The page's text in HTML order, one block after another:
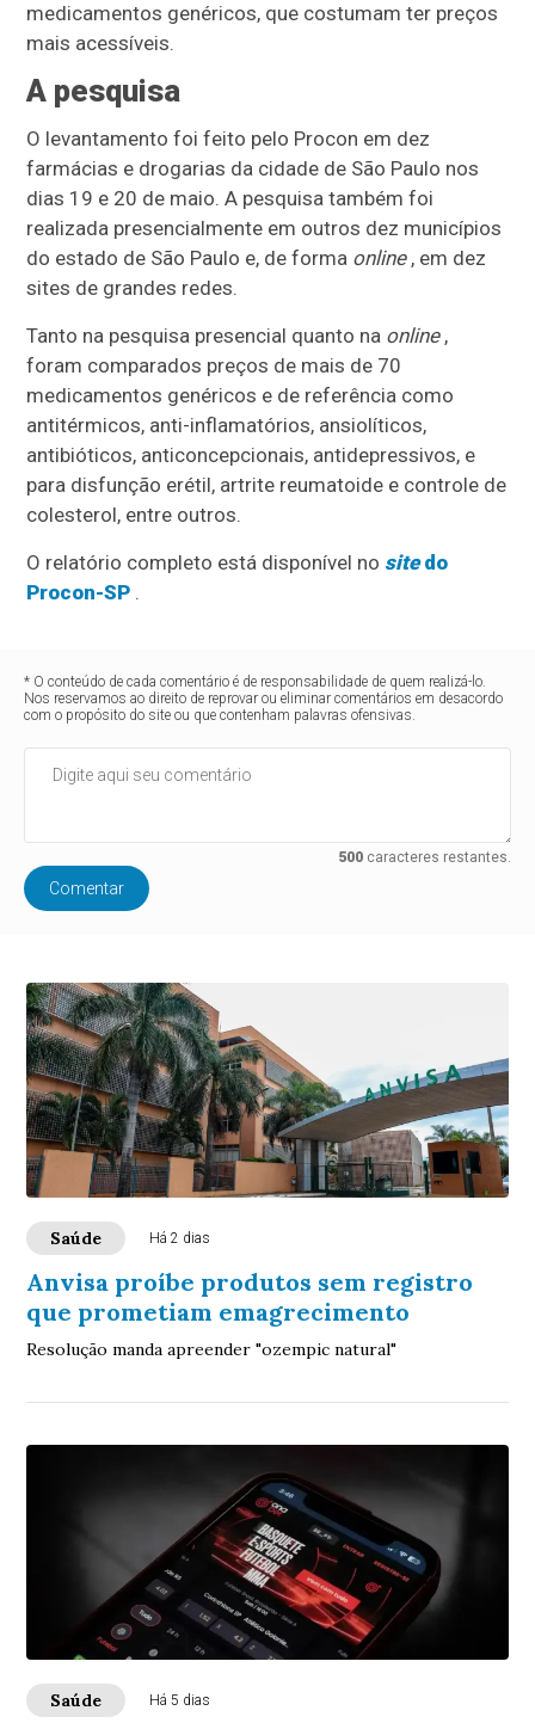
medicamentos genéricos, que costumam ter preços
mais acessíveis.
A pesquisa
O levantamento foi feito pelo Procon em dez
farmácias e drogarias da cidade de São Paulo nos
dias 19 e 20 de maio. A pesquisa também foi
realizada presencialmente em outros dez municípios
do estado de São Paulo e, de forma online, em dez
sites de grandes redes.
Tanto na pesquisa presencial quanto na online,
foram comparados preços de mais de 70
medicamentos genéricos e de referência como
antitérmicos, anti-inflamatórios, ansiolíticos,
antibióticos, anticoncepcionais, antidepressivos, e
para disfunção erétil, artrite reumatoide e controle de
colesterol, entre outros.
O relatório completo está disponível no sitedo
Procon-SP .
* O conteúdo de cada comentário é de responsabilidade de quem realizá-lo.
Nos reservamos ao direito de reprovar ou eliminar comentários em desacordo
com o propósito do site ou que contenham palavras ofensivas.
500caracteres restantes.
Comentar
Saúde Há 2 dias
Anvisa proíbe produtos sem registro
que prometiam emagrecimento
Resolução manda apreender "ozempic natural"
Saúde Há 5 dias